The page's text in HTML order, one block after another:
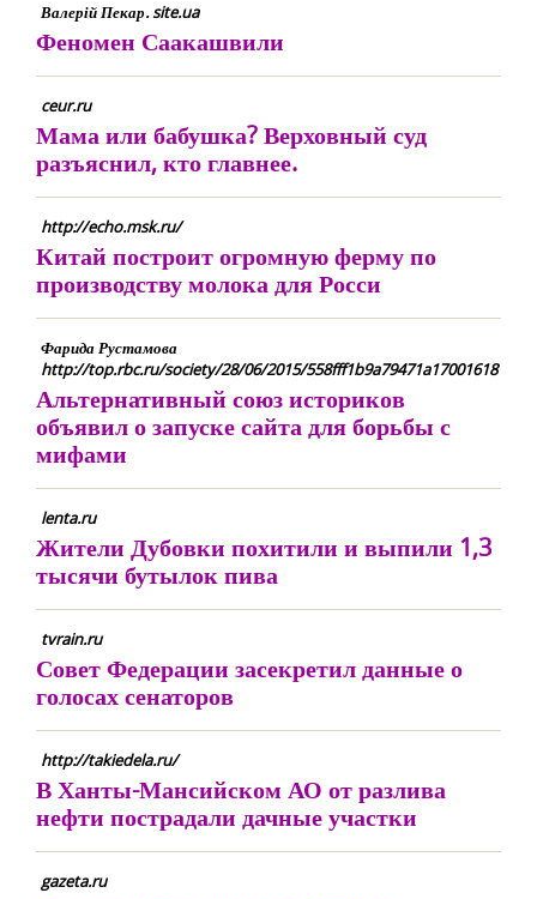
Валерій Пекар. site.ua
Феномен Саакашвили
ceur.ru
Мама или бабушка? Верховный суд
разъяснил, кто главнее.
http://echo.msk.ru/
Китай построит огромную ферму по
производству молока для Росси
Фарида Рустамова
http://top.rbc.ru/society/28/06/2015/558fff1b9a79471a17001618
Альтернативный союз историков
объявил о запуске сайта для борьбы с
мифами
lenta.ru
Жители Дубовки похитили и выпили 1,3
тысячи бутылок пива
tvrain.ru
Совет Федерации засекретил данные о
голосах сенаторов
http://takiedela.ru/
В Ханты-Мансийском АО от разлива
нефти пострадали дачные участки
gazeta.ru